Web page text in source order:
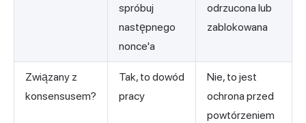
spróbuj
następnego
nonce'a
odrzucona lub
zablokowana
Związany z
konsensusem?
Tak, to dowód
pracy
Nie, to jest
ochrona przed
powtórzeniem